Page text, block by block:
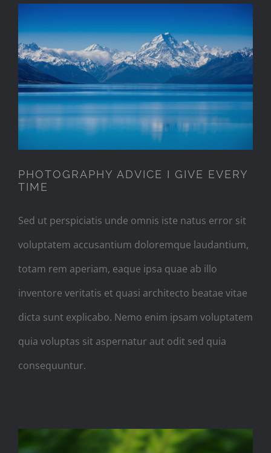
PHOTOGRAPHY ADVICE I GIVE
EVERY TIME
PHOTOGRAPHY ADVICE I GIVE EVERY
TIME
Sed ut perspiciatis unde omnis iste natus error sit
voluptatem accusantium doloremque laudantium,
totam rem aperiam, eaque ipsa quae ab illo
inventore veritatis et quasi architecto beatae vitae
dicta sunt explicabo. Nemo enim ipsam voluptatem
quia voluptas sit aspernatur aut odit sed quia
consequuntur.